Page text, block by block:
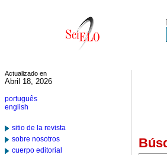
Actualizado en
Abril 18, 2026
português
english
sitio de la revista
sobre nosotros
cuerpo editorial